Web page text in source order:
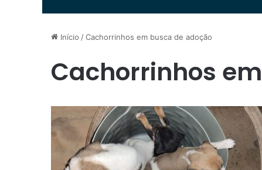
Início /Cachorrinhos em busca de adoção
Cachorrinhos